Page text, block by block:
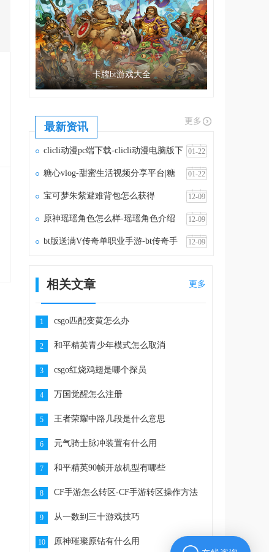
卡牌bt游戏大全
最新资讯 更多
01-22
clicli动漫pc端下载-clicli动漫电脑版下
01-22
糖心vlog-甜蜜生活视频分享平台|糖
12-09
宝可梦朱紫避难背包怎么获得
12-09
原神瑶瑶角色怎么样-瑶瑶角色介绍
12-09
bt版送满V传奇单职业手游-bt传奇手
相关文章 更多
1 csgo匹配变黄怎么办
2 和平精英青少年模式怎么取消
3 csgo红烧鸡翅是哪个探员
4 万国觉醒怎么注册
5 王者荣耀中路几段是什么意思
6 元气骑士脉冲装置有什么用
7 和平精英90帧开放机型有哪些
8 CF手游怎么转区-CF手游转区操作方法
9 从一数到三十游戏技巧
10
原神璀璨原钻有什么用